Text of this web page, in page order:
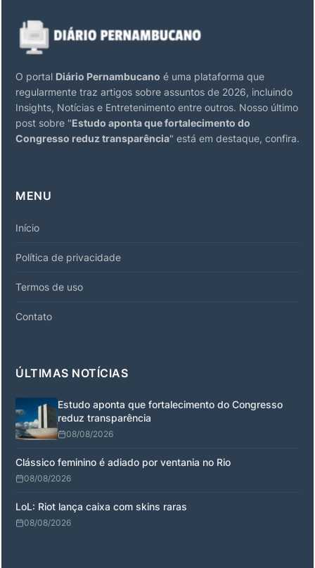
O portal Diário Pernambucano é uma plataforma que
regularmente traz artigos sobre assuntos de 2026, incluindo
Insights, Notícias e Entretenimento entre outros. Nosso último
post sobre "Estudo aponta que fortalecimento do
Congresso reduz transparência" está em destaque, confira.
MENU
Início
Política de privacidade
Termos de uso
Contato
ÚLTIMAS NOTÍCIAS
Estudo aponta que fortalecimento do Congresso
reduz transparência
08/08/2026
Clássico feminino é adiado por ventania no Rio
08/08/2026
LoL: Riot lança caixa com skins raras
08/08/2026